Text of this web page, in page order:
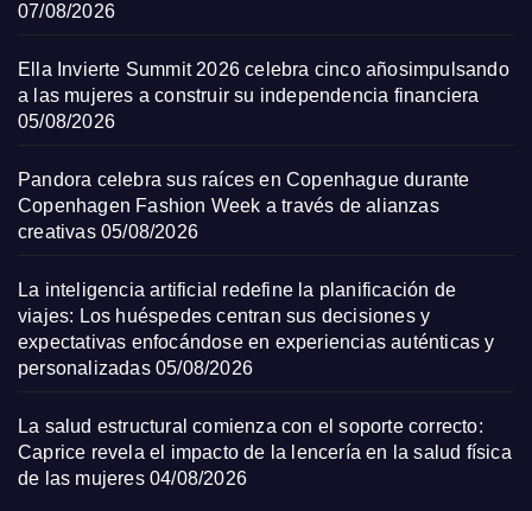
07/08/2026
Ella Invierte Summit 2026 celebra cinco añosimpulsando
a las mujeres a construir su independencia financiera
05/08/2026
Pandora celebra sus raíces en Copenhague durante
Copenhagen Fashion Week a través de alianzas
creativas 05/08/2026
La inteligencia artificial redefine la planificación de
viajes: Los huéspedes centran sus decisiones y
expectativas enfocándose en experiencias auténticas y
personalizadas 05/08/2026
La salud estructural comienza con el soporte correcto:
Caprice revela el impacto de la lencería en la salud física
de las mujeres 04/08/2026